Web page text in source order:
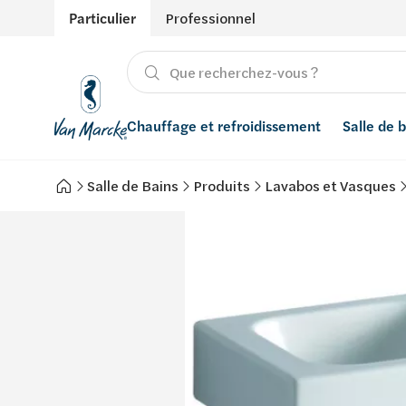
Particulier Professionnel
Chauffage et refroidissement
Chauffage
Salle de
Produits
Énergies renouvelables
Adoucisseurs d’eau
Salle de Bains Produits Lavabos et Vasques